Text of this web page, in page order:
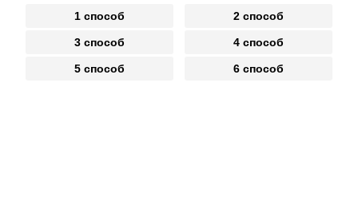
1 способ 2 способ
3 способ 4 способ
5 способ 6 способ